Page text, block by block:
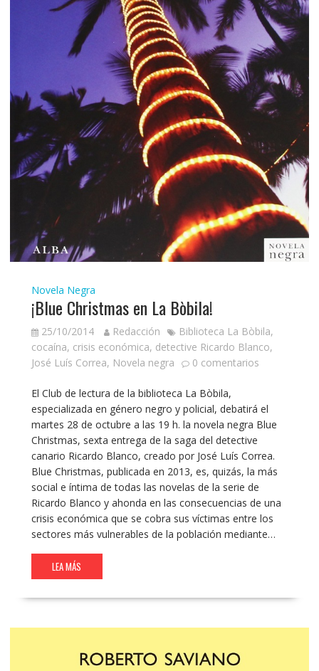
Novela Negra
¡Blue Christmas en La Bòbila!
25/10/2014 Redacción Biblioteca La Bòbila,
cocaína, crisis económica, detective Ricardo Blanco,
José Luís Correa, Novela negra 0 comentarios
El Club de lectura de la biblioteca La Bòbila,
especializada en género negro y policial, debatirá el
martes 28 de octubre a las 19 h. la novela negra Blue
Christmas, sexta entrega de la saga del detective
canario Ricardo Blanco, creado por José Luís Correa.
Blue Christmas, publicada en 2013, es, quizás, la más
social e íntima de todas las novelas de la serie de
Ricardo Blanco y ahonda en las consecuencias de una
crisis económica que se cobra sus víctimas entre los
sectores más vulnerables de la población mediante…
LEA MÁS